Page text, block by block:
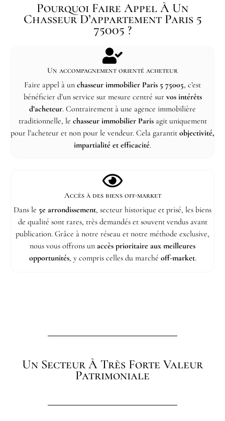
Pourquoi Faire Appel À Un
Chasseur D’appartement Paris 5
75005 ?
Un accompagnement orienté acheteur
Faire appel à un chasseur immobilier Paris 5 75005, c’est
bénéficier d’un service sur mesure centré sur vos intérêts
d’acheteur. Contrairement à une agence immobilière
traditionnelle, le chasseur immobilier Parisagit uniquement
pour l’acheteur et non pour le vendeur. Cela garantit objectivité,
impartialité et efficacité.
Accès à des biens off-market
Dans le 5e arrondissement, secteur historique et prisé, les biens
de qualité sont rares, très demandés et souvent vendus avant
publication. Grâce à notre réseau et notre méthode exclusive,
nous vous offrons un accès prioritaire aux meilleures
opportunités, y compris celles du marché off-market.
Un Secteur À Très Forte Valeur
Patrimoniale